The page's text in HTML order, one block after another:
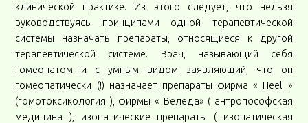
клинической практике. Из этого следует, что нельзя
руководствуясь принципами одной терапевтической
системы назначать препараты, относящиеся к другой
терапевтической системе. Врач, называющий себя
гомеопатом и с умным видом заявляющий, что он
гомеопатически (!) назначает препараты фирма « Heel »
(гомотоксикология ), фирмы « Веледа» ( антропософская
медицина ), изопатические препараты ( изопатическая